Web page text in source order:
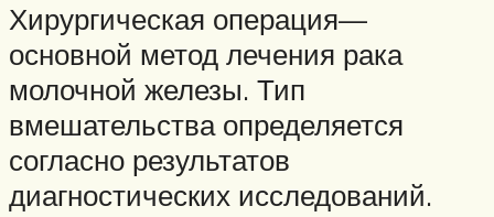
Хирургическая операция—
основной метод лечения рака
молочной железы. Тип
вмешательства определяется
согласно результатов
диагностических исследований.